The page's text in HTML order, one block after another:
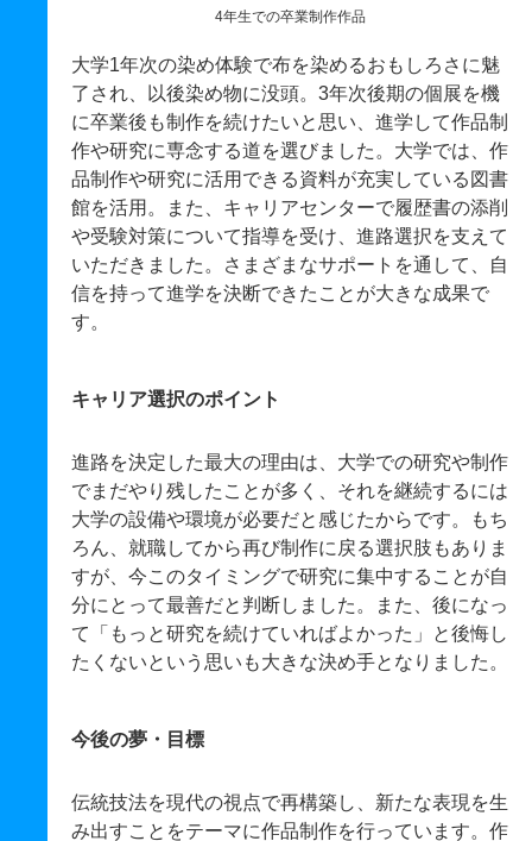
4年生での卒業制作作品
大学1年次の染め体験で布を染めるおもしろさに魅
了され、以後染め物に没頭。3年次後期の個展を機
に卒業後も制作を続けたいと思い、進学して作品制
作や研究に専念する道を選びました。大学では、作
品制作や研究に活用できる資料が充実している図書
館を活用。また、キャリアセンターで履歴書の添削
や受験対策について指導を受け、進路選択を支えて
いただきました。さまざまなサポートを通して、自
信を持って進学を決断できたことが大きな成果で
す。
キャリア選択のポイント
進路を決定した最大の理由は、大学での研究や制作
でまだやり残したことが多く、それを継続するには
大学の設備や環境が必要だと感じたからです。もち
ろん、就職してから再び制作に戻る選択肢もありま
すが、今このタイミングで研究に集中することが自
分にとって最善だと判断しました。また、後になっ
て「もっと研究を続けていればよかった」と後悔し
たくないという思いも大きな決め手となりました。
今後の夢・目標
伝統技法を現代の視点で再構築し、新たな表現を生
み出すことをテーマに作品制作を行っています。作